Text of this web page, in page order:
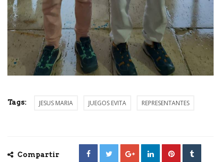
Tags: JESUS MARIA JUEGOS EVITA REPRESENTANTES
Compartir